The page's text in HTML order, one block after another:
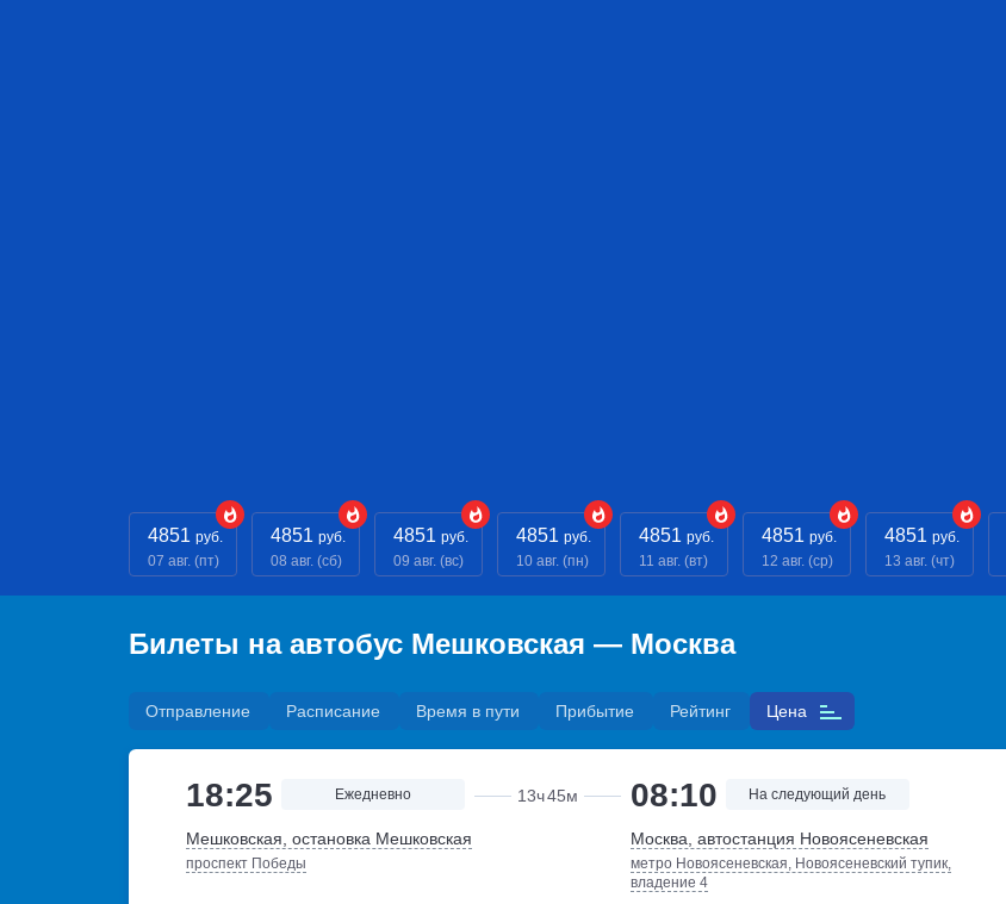
4851 руб.
07 авг. (пт)
4851 руб.
08 авг. (сб)
4851 руб.
09 авг. (вс)
4851 руб.
10 авг. (пн)
4851 руб.
11 авг. (вт)
4851 руб.
12 авг. (ср)
4851 руб.
13 авг. (чт)
Билеты на автобус Мешковская — Москва
Отправление Расписание Время в пути Прибытие Рейтинг Цена
18:25 Ежедневно 13ч45м 08:10 На следующий день
Мешковская, остановка Мешковская
проспект Победы
Москва, автостанция Новоясеневская
метро Новоясеневская, Новоясеневский тупик,
владение 4